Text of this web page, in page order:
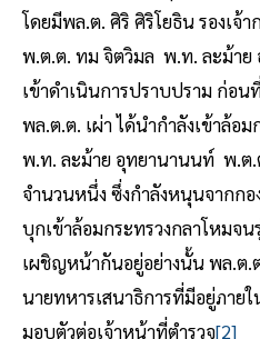
โดยมีพล.ต. ศิริ ศิริโยธิน รองเจ้
พ.ต.ต. ทม จิตวิมล พ.ท. ละม้าย
เข้าดำเนินการปราบปราม ก่อ
พล.ต.ต. เผ่า ได้นำกำลังเข้าล้อ
พ.ท. ละม้าย อุทยานานนท์ พ.ต
จำนวนหนึ่ง ซึ่งกำลังหนุนจากก
บุกเข้าล้อมกระทรวงกลาโหมจน
เผชิญหน้ากันอยู่อย่างนั้น พล.ต.
นายทหารเสนาธิการที่มีอยู่ภาย
มอบตัวต่อเจ้าหน้าที่ตำรวจ[2]